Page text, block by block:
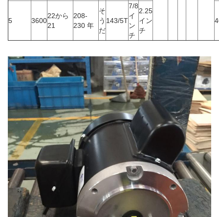
5 3600
22から
21
208-
230 年
そ
う
だ
143/5T
7/8
イ
ン
チ
2.25
イン
チ